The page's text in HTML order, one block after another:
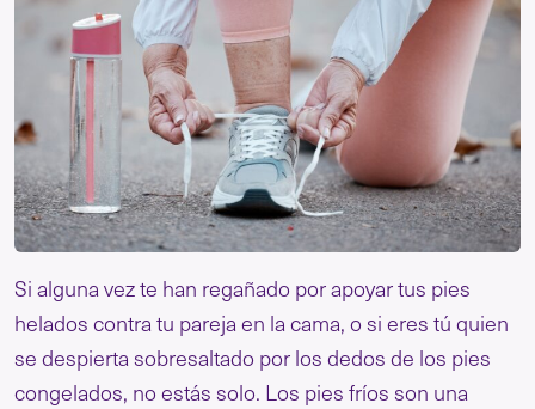
Si alguna vez te han regañado por apoyar tus pies
helados contra tu pareja en la cama, o si eres tú quien
se despierta sobresaltado por los dedos de los pies
congelados, no estás solo. Los pies fríos son una